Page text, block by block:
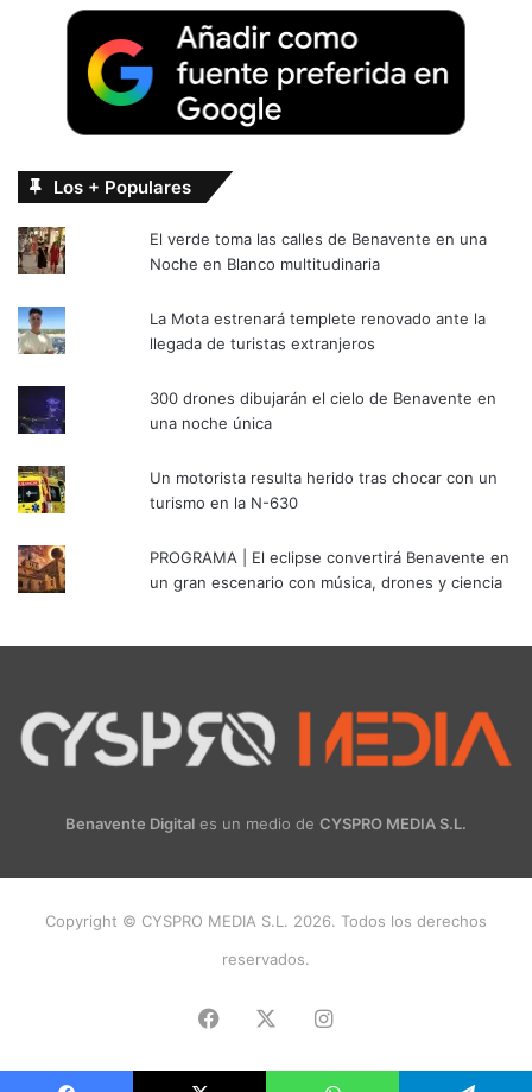
Los + Populares
El verde toma las calles de Benavente en una
Noche en Blanco multitudinaria
La Mota estrenará templete renovado ante la
llegada de turistas extranjeros
300 drones dibujarán el cielo de Benavente en
una noche única
Un motorista resulta herido tras chocar con un
turismo en la N-630
PROGRAMA | El eclipse convertirá Benavente en
un gran escenario con música, drones y ciencia
Benavente Digital es un medio de CYSPRO MEDIA S.L.
Copyright © CYSPRO MEDIA S.L. 2026. Todos los derechos
reservados.
Facebook Instagram